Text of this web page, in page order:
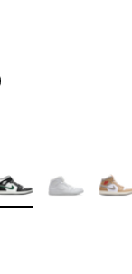
de couleurs